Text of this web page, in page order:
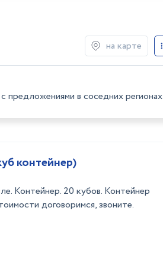
на карте
предложениями в соседних регионах
контейнер)
Контейнер. 20 кубов. Контейнер
договоримся, звоните.